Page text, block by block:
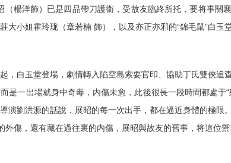
（楊洋飾）已是四品帶刀護衛，受故友臨終所托，要将事
小姐霍玲珑（章若楠 飾），以及亦正亦邪的“錦毛鼠”白
，白玉堂登場，劇情轉入陷空島索要官印、協助丁氏雙俠追
是一出場就身中奇毒，内傷未愈，此後很長一段時間都處于
演劉洪源的話說，展昭的每一次出手，都在逼近身體的極限
傷，還有藏在過往裏的内傷，展昭與故友的舊事，将這位